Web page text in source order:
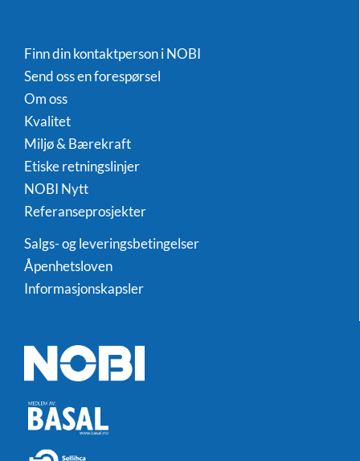
Finn din kontaktperson i NOBI
Send oss en forespørsel
Om oss
Kvalitet
Miljø & Bærekraft
Etiske retningslinjer
NOBI Nytt
Referanseprosjekter
Salgs- og leveringsbetingelser
Åpenhetsloven
Informasjonskapsler